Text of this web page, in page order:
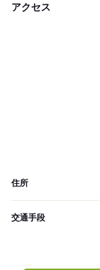
アクセス
住所
交通手段